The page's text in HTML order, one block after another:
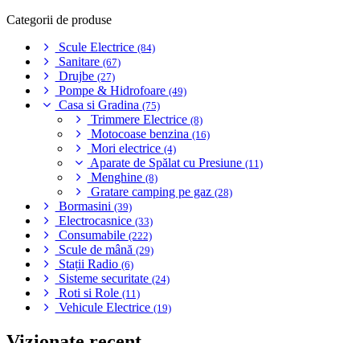
Categorii de produse
Scule Electrice (84)
Sanitare (67)
Drujbe (27)
Pompe & Hidrofoare (49)
Casa si Gradina (75)
Trimmere Electrice (8)
Motocoase benzina (16)
Mori electrice (4)
Aparate de Spălat cu Presiune (11)
Menghine (8)
Gratare camping pe gaz (28)
Bormasini (39)
Electrocasnice (33)
Consumabile (222)
Scule de mână (29)
Stații Radio (6)
Sisteme securitate (24)
Roti si Role (11)
Vehicule Electrice (19)